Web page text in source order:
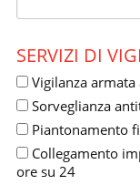
SERVIZI DI
Vigilanza
Sorveglianza
Piantonamento
Collegamento
ore su 24